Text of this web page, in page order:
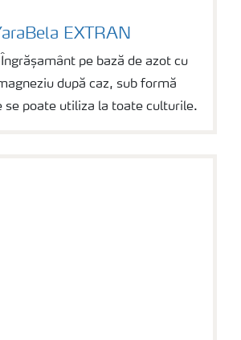
EXTRAN
pe bază de azot cu
după caz, sub formă
se poate utiliza la toate culturile.